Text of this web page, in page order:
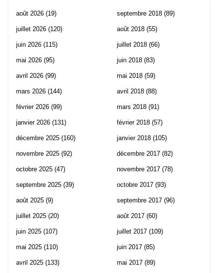
août 2026 (19)
juillet 2026 (120)
juin 2026 (115)
mai 2026 (95)
avril 2026 (99)
mars 2026 (144)
février 2026 (99)
janvier 2026 (131)
décembre 2025 (160)
novembre 2025 (92)
octobre 2025 (47)
septembre 2025 (39)
août 2025 (9)
juillet 2025 (20)
juin 2025 (107)
mai 2025 (110)
avril 2025 (133)
septembre 2018 (89)
août 2018 (55)
juillet 2018 (66)
juin 2018 (83)
mai 2018 (59)
avril 2018 (88)
mars 2018 (91)
février 2018 (57)
janvier 2018 (105)
décembre 2017 (82)
novembre 2017 (78)
octobre 2017 (93)
septembre 2017 (96)
août 2017 (60)
juillet 2017 (109)
juin 2017 (85)
mai 2017 (89)